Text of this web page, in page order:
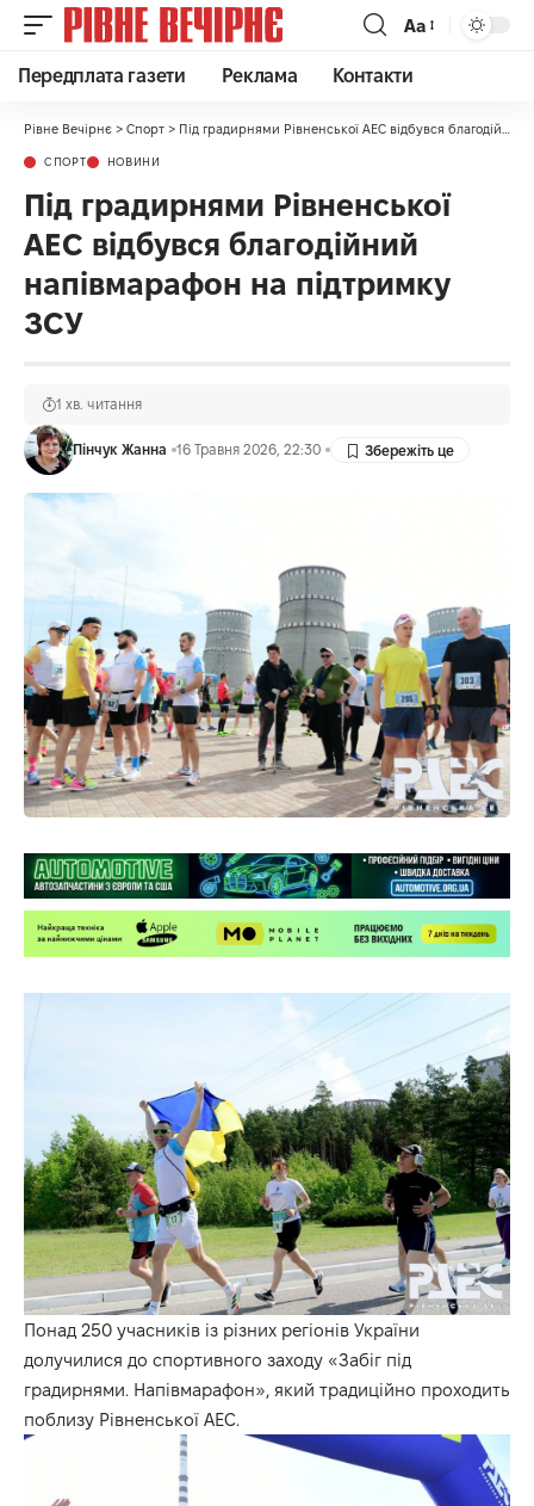
Аа
Передплата газети Реклама Контакти
Рівне Вечірнє > Спорт > Під градирнями Рівненської АЕС відбувся благодійний напівмарафон на підтримку ЗСУ
СПОРТ НОВИНИ
Під градирнями Рівненської
АЕС відбувся благодійний
напівмарафон на підтримку
ЗСУ
Пінчук Жанна 16 Травня 2026, 22:30
1 хв. читання
Понад 250 учасників із різних регіонів України
долучилися до спортивного заходу «Забіг під
градирнями. Напівмарафон», який традиційно проходить
поблизу Рівненської АЕС.